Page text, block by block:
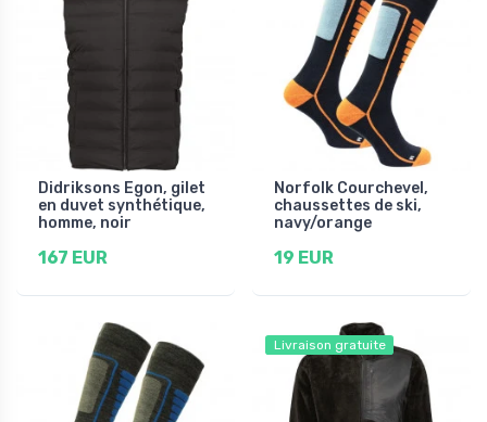
Didriksons Egon, gilet
en duvet synthétique,
homme, noir
167 EUR
Norfolk Courchevel,
chaussettes de ski,
navy/orange
19 EUR
Livraison gratuite